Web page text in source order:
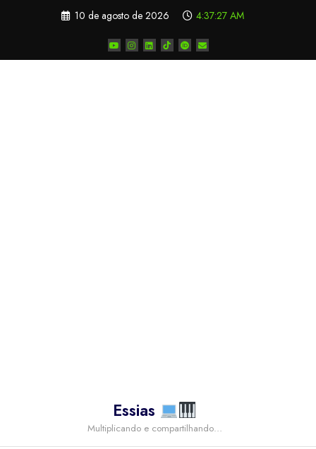
10 de agosto de 2026 4:37:27 AM
Essias
Multiplicando e compartilhando…